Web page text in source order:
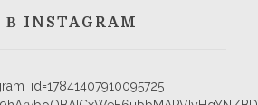
INSTAGRAM